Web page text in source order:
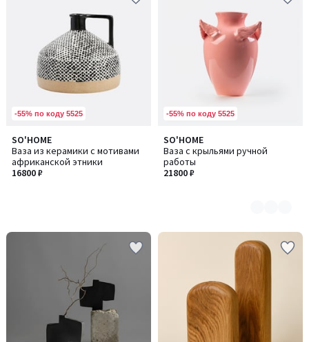
-55% по коду 5525
SO'HOME
Ваза из керамики с мотивами
африканской этники
16800 ₽
-55% по коду 5525
SO'HOME
Ваза с крыльями ручной
работы
21800 ₽
Количество
цветов:
2